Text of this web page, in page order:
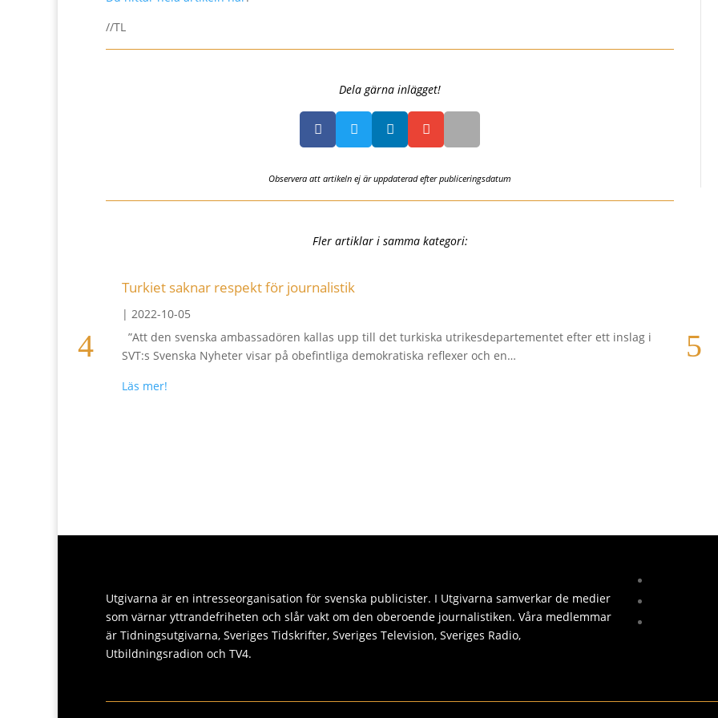
//TL
Dela gärna inlägget!
   
Observera att artikeln ej är uppdaterad efter publiceringsdatum
Fler artiklar i samma kategori:
Turkiet saknar respekt för journalistik
| 2022-10-05
”Att den svenska ambassadören kallas upp till det turkiska utrikesdepartementet efter ett inslag i
SVT:s Svenska Nyheter visar på obefintliga demokratiska reflexer och en…
Läs mer!
I en
Utgivarna är en intresseorganisation för svenska publicister. I Utgivarna samverkar de medier
som värnar yttrandefriheten och slår vakt om den oberoende journalistiken. Våra medlemmar
är Tidningsutgivarna, Sveriges Tidskrifter, Sveriges Television, Sveriges Radio,
Utbildningsradion och TV4.